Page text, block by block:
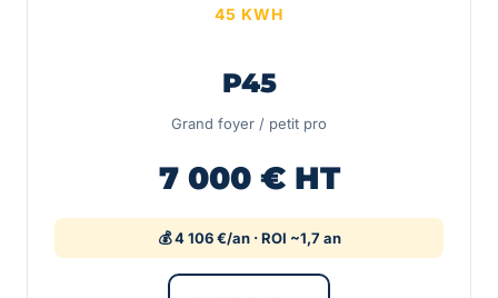
45 KWH
P45
Grand foyer / petit pro
7 000 € HT
💰 4 106 €/an · ROI ~1,7 an